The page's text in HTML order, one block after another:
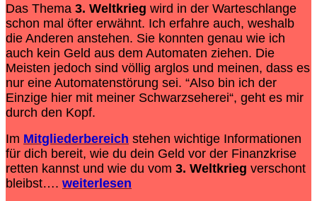
Das Thema 3. Weltkrieg wird in der Warteschlange
schon mal öfter erwähnt. Ich erfahre auch, weshalb
die Anderen anstehen. Sie konnten genau wie ich
auch kein Geld aus dem Automaten ziehen. Die
Meisten jedoch sind völlig arglos und meinen, dass es
nur eine Automatenstörung sei. “Also bin ich der
Einzige hier mit meiner Schwarzseherei“, geht es mir
durch den Kopf.
Im Mitgliederbereich stehen wichtige Informationen
für dich bereit, wie du dein Geld vor der Finanzkrise
retten kannst und wie du vom 3. Weltkrieg verschont
bleibst…. weiterlesen